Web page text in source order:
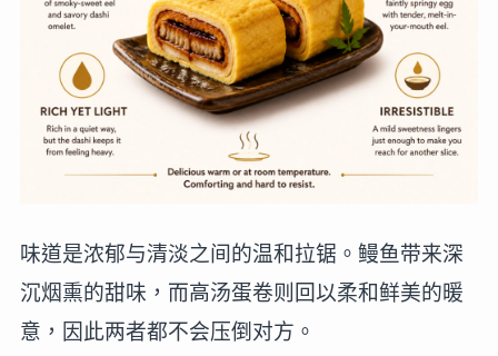
味道是浓郁与清淡之间的温和拉锯。鳗鱼带来深
沉烟熏的甜味，而高汤蛋卷则回以柔和鲜美的暖
意，因此两者都不会压倒对方。